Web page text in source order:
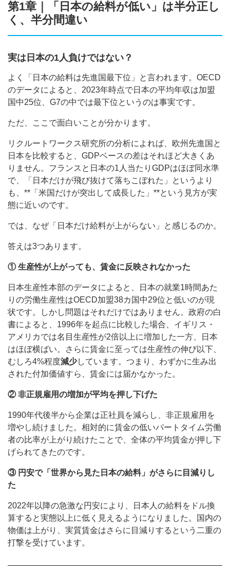
第1章｜「日本の給料が低い」は半分正し
く、半分間違い
実は日本の1人負けではない？
よく「日本の給料は先進国最下位」と言われます。OECD
のデータによると、2023年時点で日本の平均年収は加盟
国中25位、G7の中では最下位というのは事実です。
ただ、ここで面白いことが分かります。
リクルートワークス研究所の分析によれば、欧州先進国と
日本を比較すると、GDPベースの差はそれほど大きくあ
りません。フランスと日本の1人当たりGDPはほぼ同水準
で、「日本だけが飛び抜けて落ちこぼれた」というより
も、**「米国だけが突出して成長した」**という見方が実
態に近いのです。
では、なぜ「日本だけ給料が上がらない」と感じるのか。
答えは3つあります。
① 生産性が上がっても、賃金に反映されなかった
日本生産性本部のデータによると、日本の就業1時間あた
りの労働生産性はOECD加盟38カ国中29位と低いのが現
状です。しかし問題はそれだけではありません。政府の白
書によると、1996年を起点に比較した場合、イギリス・
アメリカでは名目生産性が2倍以上に増加した一方、日本
はほぼ横ばい。さらに賃金に至っては生産性の伸び以下、
むしろ4%程度減少しています。つまり、わずかに生み出
された付加価値すら、賃金には届かなかった。
② 非正規雇用の増加が平均を押し下げた
1990年代後半から企業は正社員を減らし、非正規雇用を
増やし続けました。相対的に賃金の低いパートタイム労働
者の比率が上がり続けたことで、全体の平均賃金が押し下
げられてきたのです。
③ 円安で「世界から見た日本の給料」がさらに目減りし
た
2022年以降の急激な円安により、日本人の給料をドル換
算すると実態以上に低く見えるようになりました。国内の
物価は上がり、実質賃金はさらに目減りするという二重の
打撃を受けています。